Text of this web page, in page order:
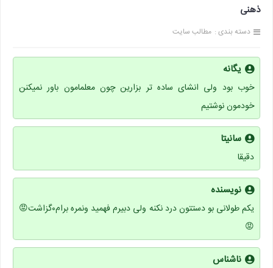
ذهنی
دسته بندی : مطالب سایت
یگانه
خوب بود ولی انشای ساده تر بزارین چون معلمامون باور نمیکنن
خودمون نوشتیم
سانیتا
دقیقا
نویسنده
یکم طولانی بو دستتون درد نکنه ولی دبیرم فهمید ونمره برام۰گزاشت😡
😡
ناشناس